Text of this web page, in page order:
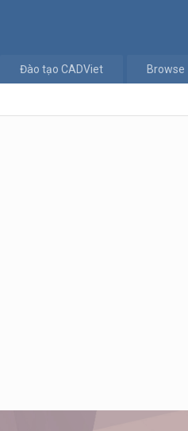
Đào tạo CADViet Browse